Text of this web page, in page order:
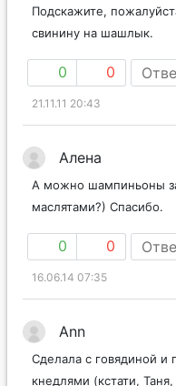
Подскажите,
свинину на шашлык.
0 0
21.11.11 20:43
Алена
А можно шампиньоны
маслятами?) Спасибо.
0 0
16.06.14 07:35
Ann
Сделала с говядиной
кнедлями (кстати,